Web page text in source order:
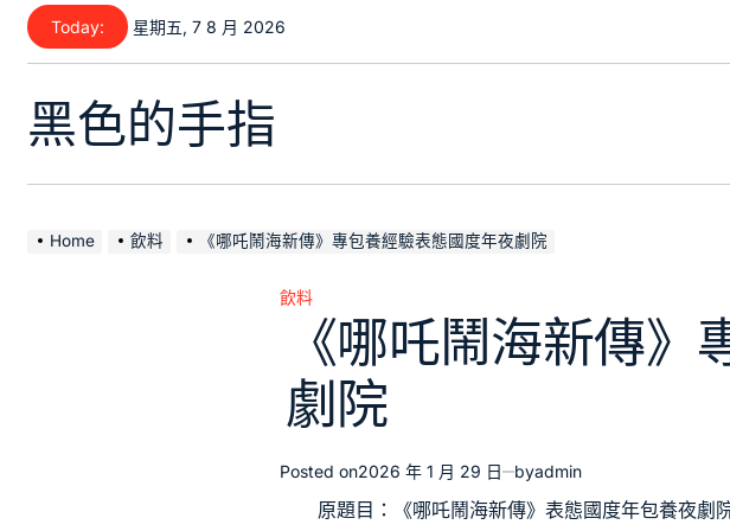
Skip
content
Today: 星期五, 7 8 月 2026
黑色的手指
Home 飲料 《哪吒鬧海新傳》專包養經驗表態國度年夜劇院
Posted
飲料
《哪吒鬧海新傳
劇院
Posted on2026 年 1 月 29 日 byadmin
原題目：《哪吒鬧海新傳》表態國度年包養夜劇